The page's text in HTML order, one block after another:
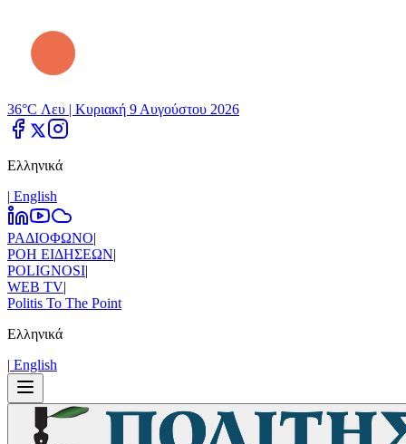
36°C Λευ | Κυριακή 9 Αυγούστου 2026
Ελληνικά
| Εnglish
ΡΑΔΙΟΦΩΝΟ|
ΡΟΗ ΕΙΔΗΣΕΩΝ|
POLIGNOSI|
WEB TV|
Politis To The Point
Ελληνικά
| Εnglish